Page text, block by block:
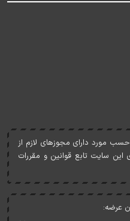
مورد دارای مجوزهای لازم از
سايت تابع قوانين و مقررات
عرضه: